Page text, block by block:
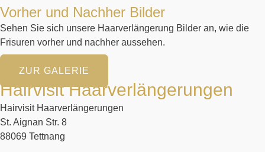
Vorher und Nachher Bilder
Sehen Sie sich unsere Haarverlängerung Bilder an, wie die
Frisuren vorher und nachher aussehen.
ZUR GALERIE
Hairvisit Haarverlängerungen
Hairvisit Haarverlängerungen
St. Aignan Str. 8
88069 Tettnang